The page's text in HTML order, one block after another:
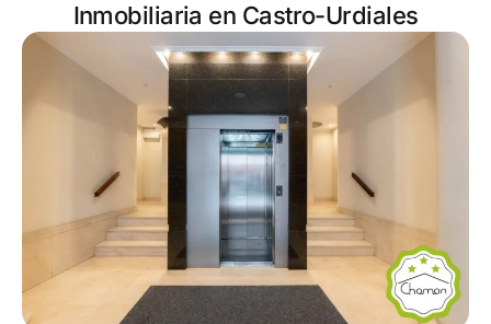
Inmobiliaria en Castro-Urdiales